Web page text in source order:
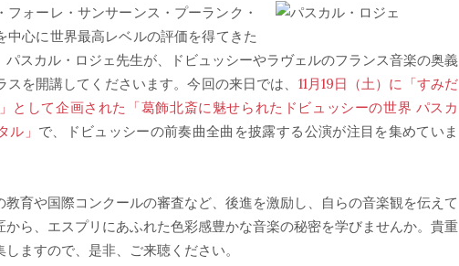
フォーレ・サンサーンス・プーランク・
中心に世界最高レベルの評価を得てきた
パスカル・ロジェ先生が、ドビュッシーやラヴェルのフランス音楽の奥義
を開講してくださいます。今回の来日では、 11月19日（土）に「すみだ
として企画された「葛飾北斎に魅せられたドビュッシーの世界 パスカ
ル」 で、ドビュッシーの前奏曲全曲を披露する公演が注目を集めていま
育や国際コンクールの審査など、後進を激励し、自らの音楽観を伝えて
から、エスプリにあふれた色彩感豊かな音楽の秘密を学びませんか。貴重
ますので、是非、ご来聴ください。